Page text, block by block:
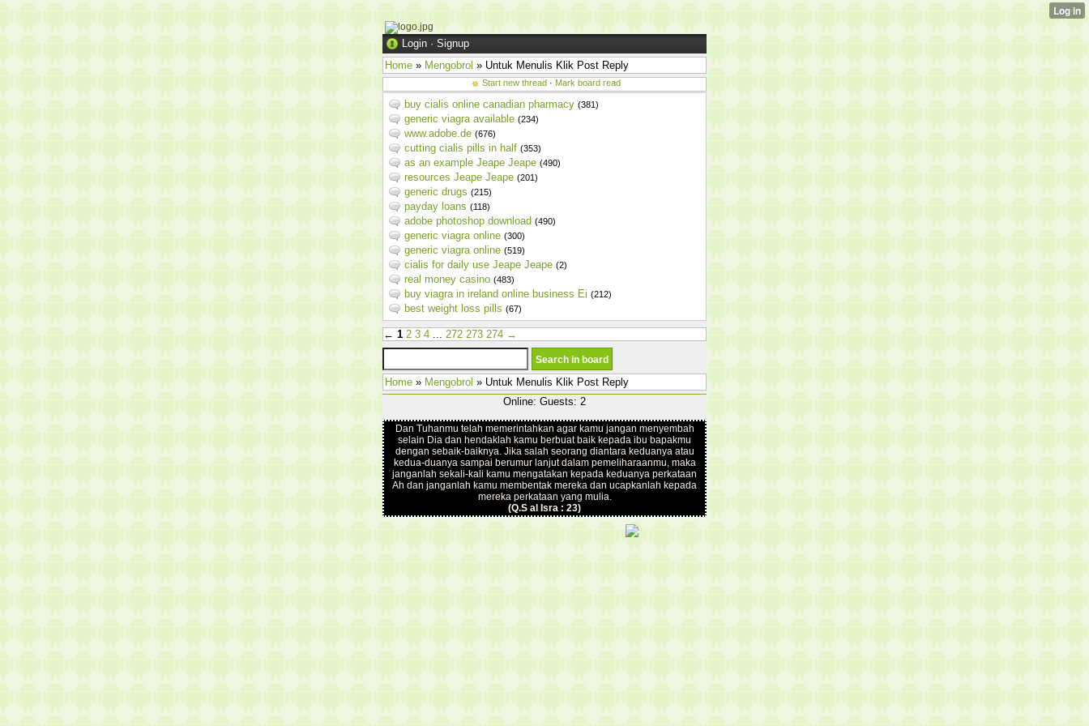
Login · Signup
Home » Mengobrol » Untuk Menulis Klik Post Reply
Start new thread· Mark board read
buy cialis online canadian pharmacy (381)
generic viagra available (234)
www.adobe.de (676)
cutting cialis pills in half (353)
as an example Jeape Jeape (490)
resources Jeape Jeape (201)
generic drugs (215)
payday loans (118)
adobe photoshop download (490)
generic viagra online (300)
generic viagra online (519)
cialis for daily use Jeape Jeape (2)
real money casino (483)
buy viagra in ireland online business Ei (212)
best weight loss pills (67)
← 1 2 3 4 ... 272 273 274 →
Home » Mengobrol » Untuk Menulis Klik Post Reply
Online: Guests: 2
Dan Tuhanmu telah memerintahkan agar kamu jangan menyembah
selain Dia dan hendaklah kamu berbuat baik kepada ibu bapakmu
dengan sebaik-baiknya. Jika salah seorang diantara keduanya atau
kedua-duanya sampai berumur lanjut dalam pemeliharaanmu, maka
janganlah sekali-kali kamu mengatakan kepada keduanya perkataan
Ah dan janganlah kamu membentak mereka dan ucapkanlah kepada
mereka perkataan yang mulia.
(Q.S al Isra : 23)